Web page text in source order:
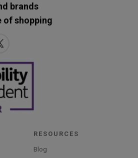
brands
of shopping
RESOURCES
Blog